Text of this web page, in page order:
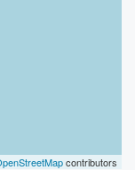
contributors